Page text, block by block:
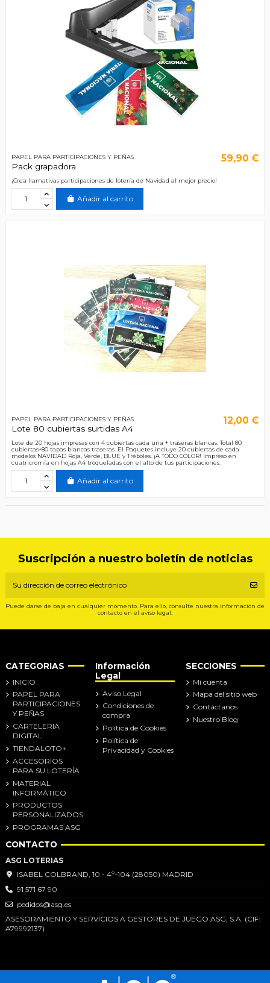
PAPEL PARA PARTICIPACIONES Y PEÑAS
Pack grapadora
59,90 €
¡Crea llamativas participaciones de lotería de Navidad al mejor precio!
Añadir al carrito
PAPEL PARA PARTICIPACIONES Y PEÑAS
Lote 80 cubiertas surtidas A4
12,00 €
Lote de 20 hojas impresas con 4 cubiertas cada una + traseras blancas. Total 80
cubiertas+80 tapas blancas traseras. El Paquetes incluye 20 cubiertas de cada
modelos NAVIDAD Roja, Verde, BLUE y Tréboles. ¡A TODO COLOR! Impreso en
cuatricromía en hojas A4 troqueladas con el alto de tus participaciones.
Añadir al carrito
Suscripción a nuestro boletín de noticias
Puede darse de baja en cualquier momento. Para ello, consulte nuestra información de
contacto en el aviso legal.
CATEGORIAS
INICIO
PAPEL PARA
PARTICIPACIONES
Y PEÑAS
CARTELERIA
DIGITAL
TIENDALOTO+
ACCESORIOS
PARA SU LOTERÍA
MATERIAL
INFORMÁTICO
PRODUCTOS
PERSONALIZADOS
PROGRAMAS ASG
Información
Legal
Aviso Legal
Condiciones de
compra
Política de Cookies
Política de
Privacidad y Cookies
SECCIONES
Mi cuenta
Mapa del sitio web
Contáctanos
Nuestro Blog
CONTACTO
ASG LOTERIAS
ISABEL COLBRAND, 10 - 4º-104 (28050) MADRID
91 571 67 90
pedidos@asg.es
ASESORAMIENTO Y SERVICIOS A GESTORES DE JUEGO ASG, S.A. (CIF:
A79992137)